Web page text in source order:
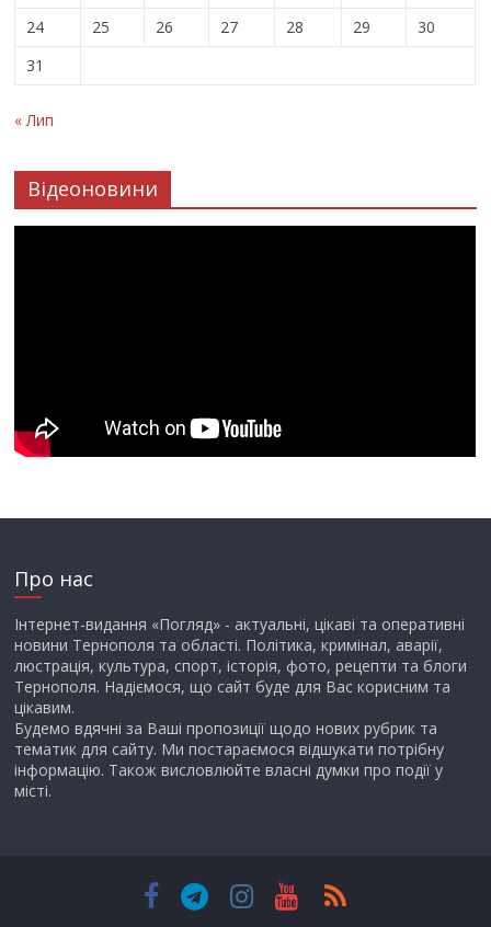
24
25 26 27 28 29
30
31
« Лип
Відеоновини
Про нас
Інтернет-видання «Погляд» - актуальні, цікаві та оперативні
новини Тернополя та області. Політика, кримінал, аварії,
люстрація, культура, спорт, історія, фото, рецепти та блоги
Тернополя. Надіємося, що сайт буде для Вас корисним та
цікавим.
Будемо вдячні за Ваші пропозиції щодо нових рубрик та
тематик для сайту. Ми постараємося відшукати потрібну
інформацію. Також висловлюйте власні думки про події у
місті.